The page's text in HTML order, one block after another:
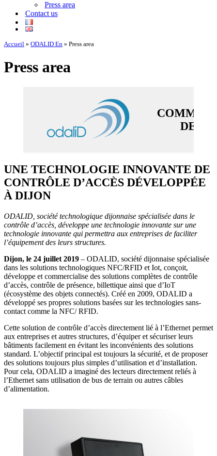
Press area
Contact us
Accueil » ODALID En » Press area
Press area
DE
UNE TECHNOLOGIE INNOVANTE DE
CONTRÔLE D’ACCÈS DÉVELOPPÉE
À DIJON
ODALID, société technologique dijonnaise spécialisée dans le
contrôle d’accès, développe une technologie innovante sur une
technologie innovante qui permettra aux entreprises de faciliter
l’équipement des leurs structures.
Dijon, le 24 juillet 2019 – ODALID, société dijonnaise spécialisée
dans les solutions technologiques NFC/RFID et Iot, conçoit,
développe et commercialise des solutions complètes de contrôle
d’accès, contrôle de présence, billettique ainsi que d’IoT
(écosystème des objets connectés). Créé en 2009, ODALID a
développé ses propres solutions basées sur les technologies sans-
contact comme la NFC/ RFID.
Cette solution de contrôle d’accès directement lié à l’Ethernet permet
aux entreprises et autres structures, d’équiper et sécuriser leurs
bâtiments facilement en évitant les inconvénients des solutions
standard. L’objectif principal est toujours la sécurité, et de proposer
des solutions toujours plus simples d’utilisation et d’installation.
Pour cela, ODALID a imaginé des lecteurs directement reliés à
l’Ethernet sans utilisation de bus de terrain ou autres câbles
d’alimentation.